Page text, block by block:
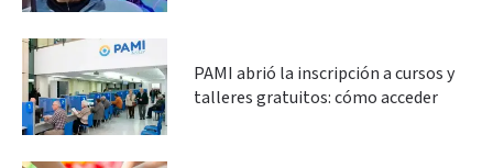
PAMI abrió la inscripción a cursos y
talleres gratuitos: cómo acceder